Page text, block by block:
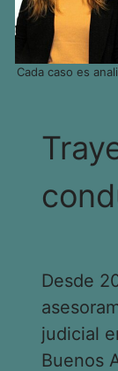
Cada caso es
Desde
judicial
Buenos